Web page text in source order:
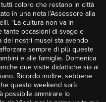
coloro che restano in città
in una nota l’Assessore alla
“La cultura non va in
tante occasioni di svago e
dei nostri musei sta avendo
sempre di più queste
e alle famiglie. Domenica
due visite didattiche sia ai
Ricordo inoltre, sebbene
questo weekend sarà
possibile ammirare lo